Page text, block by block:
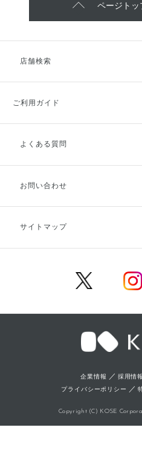
ページトッ
店舗検索
ご利用ガイド
ご利用ガイドトップ
お支払方法
キャンセル・返品・交換
よくある質問
お問い合わせ
サイトマップ
企業情報 ／ 採用情報
プライバシーポリシー ／
Copyright (C) KOSE